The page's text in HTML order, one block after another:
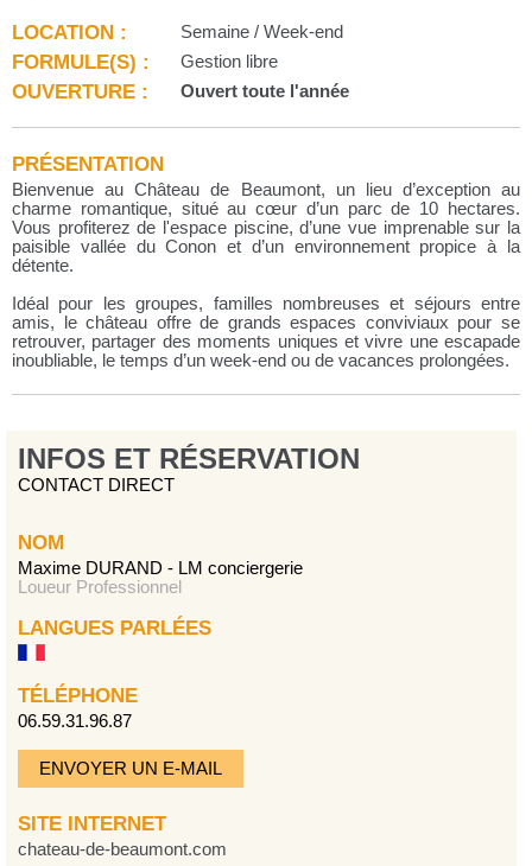
LOCATION : Semaine / Week-end
FORMULE(S) : Gestion libre
OUVERTURE : Ouvert toute l'année
PRÉSENTATION
Bienvenue au Château de Beaumont, un lieu d’exception au
charme romantique, situé au cœur d’un parc de 10 hectares.
Vous profiterez de l'espace piscine, d’une vue imprenable sur la
paisible vallée du Conon et d’un environnement propice à la
détente.
Idéal pour les groupes, familles nombreuses et séjours entre
amis, le château offre de grands espaces conviviaux pour se
retrouver, partager des moments uniques et vivre une escapade
inoubliable, le temps d’un week-end ou de vacances prolongées.
INFOS ET RÉSERVATION
CONTACT DIRECT
NOM
Maxime DURAND - LM conciergerie
Loueur Professionnel
LANGUES PARLÉES
TÉLÉPHONE
06.59.31.96.87
ENVOYER UN E-MAIL
SITE INTERNET
chateau-de-beaumont.com